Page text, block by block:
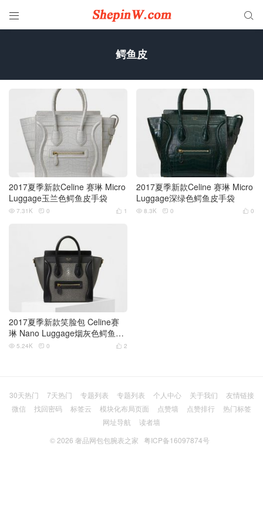
 
鳄鱼皮
2017夏季新款Celine 赛琳 Micro
Luggage玉兰色鳄鱼皮手袋
 1
 7.31K  0
2017夏季新款Celine 赛琳 Micro
Luggage深绿色鳄鱼皮手袋
 0
 8.3K  0
2017夏季新款笑脸包 Celine赛
琳 Nano Luggage烟灰色鳄鱼皮
肩背包
 2
 5.24K  0
30天热门 7天热门 专题列表 专题列表 个人中心 关于我们
友情链接
微信
找回密码 标签云 模块化布局页面 点赞墙 点赞排行
热门标签
网址导航
读者墙
© 2026 奢品网包包腕表之家 粤ICP备16097874号